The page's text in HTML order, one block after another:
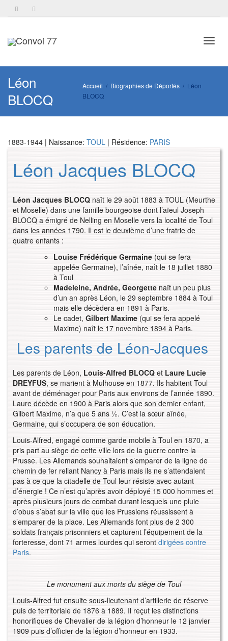
Léon
BLOCQ
Accueil Biographies de Déportés
Léon
BLOCQ
1883-1944 | Naissance: TOUL | Résidence: PARIS
Léon Jacques BLOCQ
Léon Jacques BLOCQ naît le 29 août 1883 à TOUL (Meurthe
et Moselle) dans une famille bourgeoise dont l’aïeul Joseph
BLOCQ a émigré de Nelling en Moselle vers la localité de Toul
dans les années 1790. Il est le deuxième d’une fratrie de
quatre enfants :
Louise Frédérique Germaine (qui se fera
appelée Germaine), l’aînée, naît le 18 juillet 1880
à Toul
Madeleine, Andrée, Georgette naît un peu plus
d’un an après Léon, le 29 septembre 1884 à Toul
mais elle décèdera en 1891 à Paris.
Le cadet, Gilbert Maxime (qui se fera appelé
Maxime) naît le 17 novembre 1894 à Paris.
Les parents de Léon-Jacques 
Les parents de Léon, Louis-Alfred BLOCQ et Laure Lucie
DREYFUS, se marient à Mulhouse en 1877. Ils habitent Toul
avant de déménager pour Paris aux environs de l’année 1890.
Laure décède en 1900 à Paris alors que son dernier enfant,
Gilbert Maxime, n’a que 5 ans ½. C’est la sœur aînée,
Germaine, qui s’occupera de son éducation.
Louis-Alfred, engagé comme garde mobile à Toul en 1870, a
pris part au siège de cette ville lors de la guerre contre la
Prusse. Les Allemands souhaitaient s’emparer de la ligne de
chemin de fer reliant Nancy à Paris mais ils ne s’attendaient
pas à ce que la citadelle de Toul leur résiste avec autant
d’énergie ! Ce n’est qu’après avoir déployé 15 000 hommes et
après plusieurs jours de combat durant lesquels une pluie
d’obus s’abat sur la ville que les Prussiens réussissent à
s’emparer de la place. Les Allemands font plus de 2 300
soldats français prisonniers et capturent l’équipement de la
forteresse, dont 71 armes lourdes qui seront dirigées contre
Paris.
Le monument aux morts du siège de Toul
Louis-Alfred fut ensuite sous-lieutenant d’artillerie de réserve
puis de territoriale de 1876 à 1889. Il reçut les distinctions
honorifiques de Chevalier de la légion d’honneur le 12 janvier
1909 puis d’officier de la légion d’honneur en 1933.